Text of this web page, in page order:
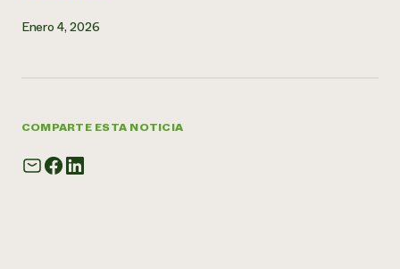
Enero 4, 2026
COMPARTE ESTA NOTICIA